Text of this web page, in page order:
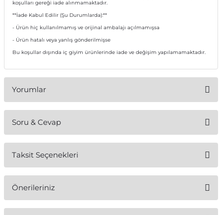
koşulları gereği iade alınmamaktadır.
**İade Kabul Edilir (Şu Durumlarda):**
- Ürün hiç kullanılmamış ve orijinal ambalajı açılmamışsa
- Ürün hatalı veya yanlış gönderilmişse
Bu koşullar dışında iç giyim ürünlerinde iade ve değişim yapılamamaktadır.
Yorumlar
Soru & Cevap
Taksit Seçenekleri
Önerileriniz